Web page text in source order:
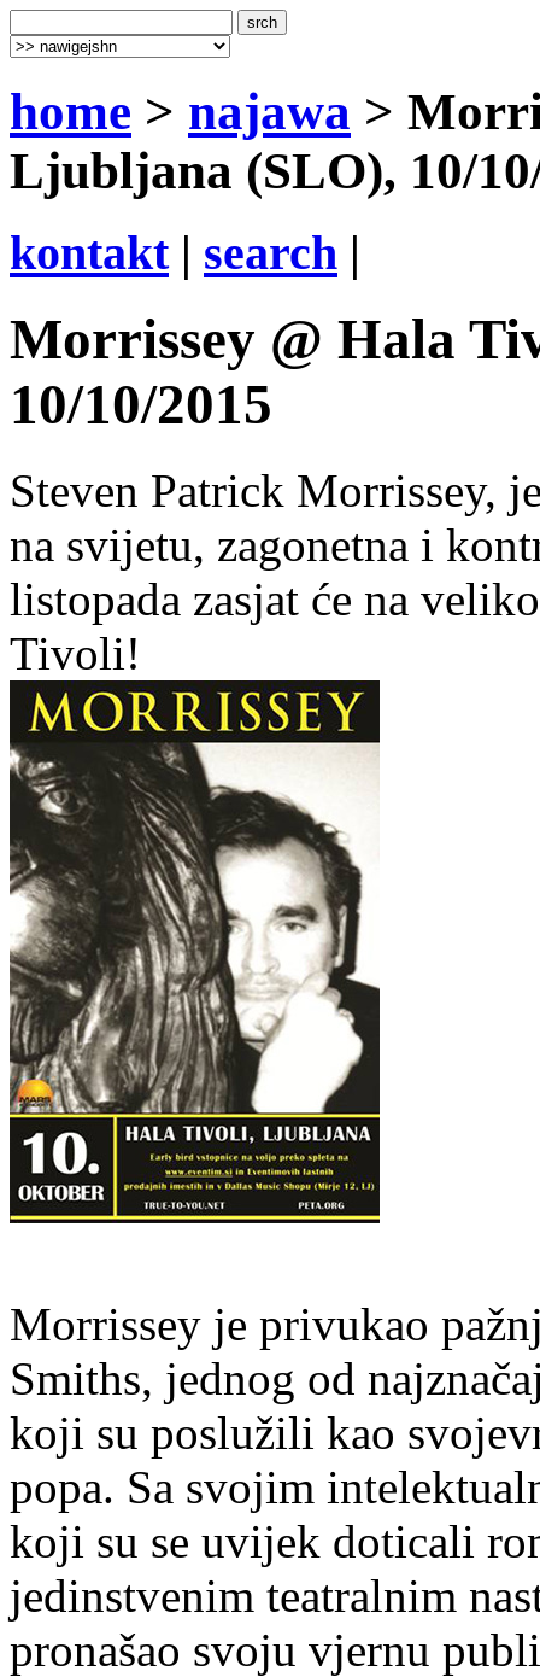
home > najawa >
Ljubljana (SLO), 10/
kontakt| search |
Morrissey @ Hala
10/10/2015
Steven Patrick Morrissey,
na svijetu, zagonetna i
listopada zasjat će na
Tivoli!
Morrissey je privukao
Smiths, jednog od
koji su poslužili kao
popa. Sa svojim
koji su se uvijek doticali
jedinstvenim teatralnim
pronašao svoju vjernu